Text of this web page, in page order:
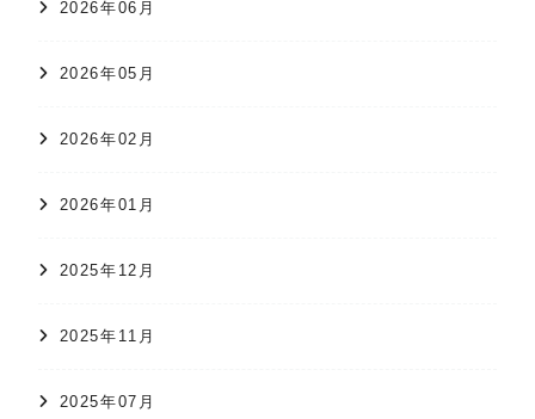
2026年06月
2026年05月
2026年02月
2026年01月
2025年12月
2025年11月
2025年07月